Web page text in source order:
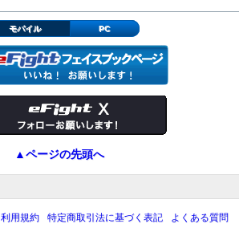
モバイル PC
▲ページの先頭へ
利用規約 特定商取引法に基づく表記 よくある質問